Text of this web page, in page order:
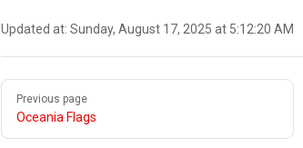
Updated at: Sunday, August 17, 2025 at 5:12:20 AM
Pager
Previous page
Oceania Flags